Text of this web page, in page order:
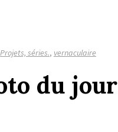
Projets, séries., vernaculaire
du jour